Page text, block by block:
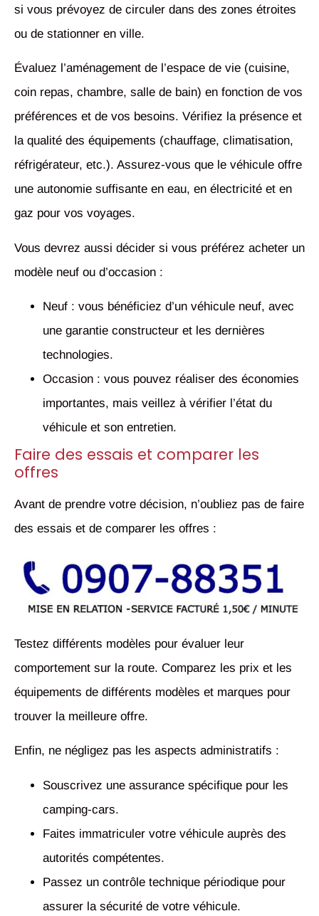
si vous prévoyez de circuler dans des zones étroites
ou de stationner en ville.
Évaluez l’aménagement de l’espace de vie (cuisine,
coin repas, chambre, salle de bain) en fonction de vos
préférences et de vos besoins. Vérifiez la présence et
la qualité des équipements (chauffage, climatisation,
réfrigérateur, etc.). Assurez-vous que le véhicule offre
une autonomie suffisante en eau, en électricité et en
gaz pour vos voyages.
Vous devrez aussi décider si vous préférez acheter un
modèle neuf ou d’occasion :
Neuf : vous bénéficiez d’un véhicule neuf, avec
une garantie constructeur et les dernières
technologies.
Occasion : vous pouvez réaliser des économies
importantes, mais veillez à vérifier l’état du
véhicule et son entretien.
Faire des essais et comparer les
offres
Avant de prendre votre décision, n’oubliez pas de faire
des essais et de comparer les offres :
Testez différents modèles pour évaluer leur
comportement sur la route. Comparez les prix et les
équipements de différents modèles et marques pour
trouver la meilleure offre.
Enfin, ne négligez pas les aspects administratifs :
Souscrivez une assurance spécifique pour les
camping-cars.
Faites immatriculer votre véhicule auprès des
autorités compétentes.
Passez un contrôle technique périodique pour
assurer la sécurité de votre véhicule.